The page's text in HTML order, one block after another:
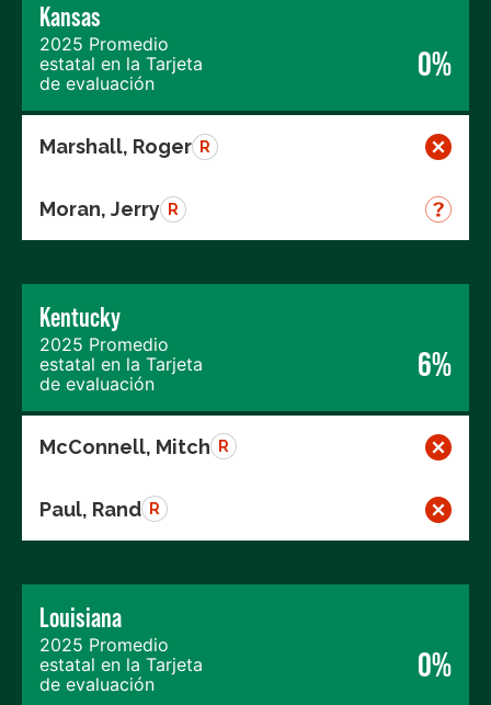
Kansas
2025 Promedio
estatal en la Tarjeta
de evaluación
0%
Marshall, Roger R
Moran, Jerry R
Kentucky
2025 Promedio
estatal en la Tarjeta
de evaluación
6%
McConnell, Mitch R
Paul, Rand R
Louisiana
2025 Promedio
estatal en la Tarjeta
de evaluación
0%